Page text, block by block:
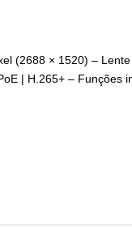
(2688 × 1520) –
| H.265+ – Funções